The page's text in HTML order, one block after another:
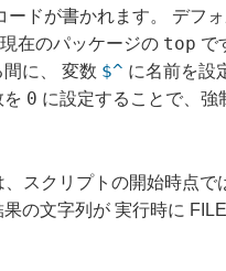
ドが書かれます。 デフ
在のパッケージの top で
に、 変数 $^ に名前を設
を 0 に設定することで、強
スクリプトの開始時点で
の文字列が 実行時に